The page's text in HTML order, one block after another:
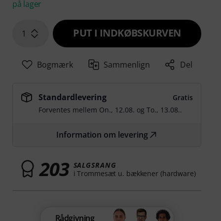
på lager
1 PUT I INDKØBSKURVEN
Bogmærk Sammenlign Del
Standardlevering
Gratis
Forventes mellem On., 12.08. ogTo., 13.08..
Information om levering
203 SALGSRANG
i Trommesæt u. bækkener (hardware)
Rådgivning